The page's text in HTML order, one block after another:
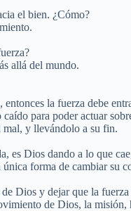
el bien. ¿Cómo?
allá del mundo.
la fuerza debe
para poder actuar
mal, y llevándolo a su fin.
Dios dando a lo que
forma de cambiar su
Dios y dejar que la
de Dios, la